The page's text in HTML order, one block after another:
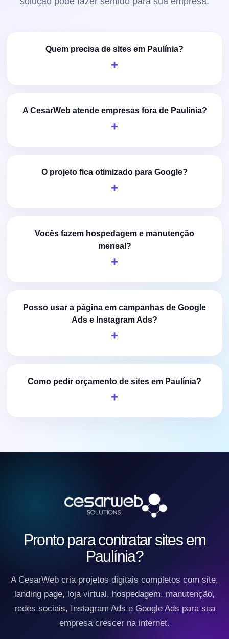
Quem precisa de sites em Paulínia?
A CesarWeb atende empresas fora de Paulínia?
O projeto fica otimizado para Google?
Vocês fazem hospedagem e manutenção
mensal?
Posso usar a página em campanhas de Google
Ads e Instagram Ads?
Como pedir orçamento de sites em Paulínia?
Pronto para contratar sites em
Paulínia?
A CesarWeb cria projetos digitais completos com site,
landing page, loja virtual, hospedagem, manutenção,
redes sociais, Instagram Ads e Google Ads para sua
empresa crescer na internet.